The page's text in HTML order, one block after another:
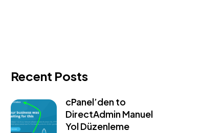
Recent Posts
cPanel’den to
DirectAdmin Manuel
Yol Düzenleme